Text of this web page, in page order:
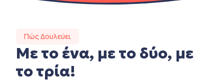
Πώς Δουλεύει
Με το ένα, με το δύο, με
το τρία!